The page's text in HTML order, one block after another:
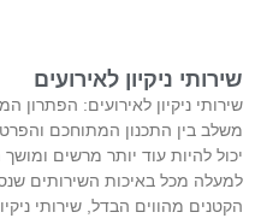
שירותי ניקיון לאירועים
שירותי ניקיון לאירועים: הפתרון
משלב בין התכנון המתוחכם
יכול להיות עוד יותר מרשים
למעלה מכל באיכות השירותים
הקטנים מהווים הבדל, שירותי